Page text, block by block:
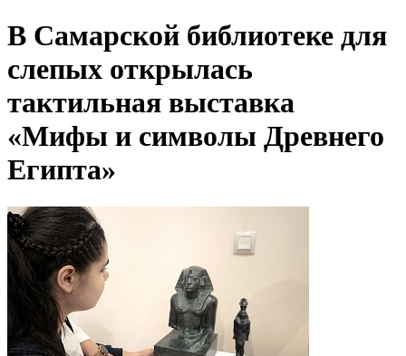
В Самарской библиотеке для
слепых открылась
тактильная выставка
«Мифы и символы Древнего
Египта»